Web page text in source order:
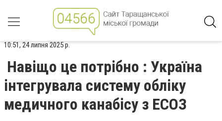
10:51, 24 липня 2025 р.
Навіщо це потрібно : Україна
інтегрувала систему обліку
медичного канабісу з ЕСОЗ